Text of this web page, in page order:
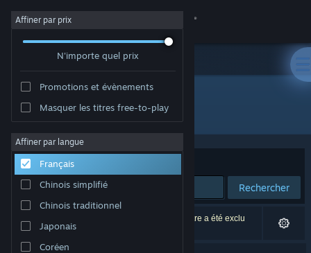
Se connecter
Magasin
À propos
Support
Changer la langue
Télécharger l'application mobile Steam
Affiner par prix
N'importe quel prix
Promotions et évènements
Masquer les titres free-to-play
Affiner par langue
Français
Chinois simplifié
Chinois traditionnel
Japonais
Coréen
Édition : Berzerk Studio
Trier par Pertinence
Rechercher
5 résultats correspondent à votre recherche. 1 titre a été exclu
selon vos préférences.